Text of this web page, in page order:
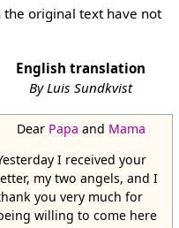
original text have not
English translation
By Luis Sundkvist
Dear Papa and Mama
I received your
my two angels, and I
you very much for
willing to come here